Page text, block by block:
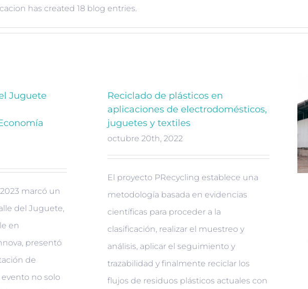
has created 18 blog entries.
Juguete
marcó un
del Juguete,
en
presentó
de
no solo
Reciclado de plásticos en
aplicaciones de electrodomésticos,
juguetes y textiles
octubre 20th, 2022
El proyecto PRecycling establece una
metodología basada en evidencias
científicas para proceder a la
clasificación, realizar el muestreo y
análisis, aplicar el seguimiento y
trazabilidad y finalmente reciclar los
flujos de residuos plásticos actuales con